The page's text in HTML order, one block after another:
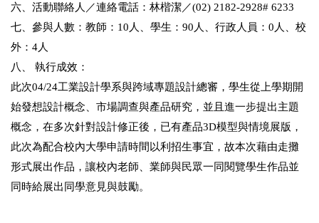
六、活動聯絡人／連絡電話：林楷潔／(02) 2182-2928# 6233
七、參與人數：教師：10人、學生：90人、行政人員：0人、校
外：4人
八、 執行成效：
此次04/24工業設計學系與跨域專題設計總審，學生從上學期開
始發想設計概念、市場調查與產品研究，並且進一步提出主題
概念，在多次針對設計修正後，已有產品3D模型與情境展版，
此次為配合校內大學申請時間以利招生事宜，故本次藉由走攤
形式展出作品，讓校內老師、業師與民眾一同閱覽學生作品並
同時給展出同學意見與鼓勵。